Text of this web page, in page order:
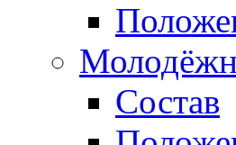
Состав